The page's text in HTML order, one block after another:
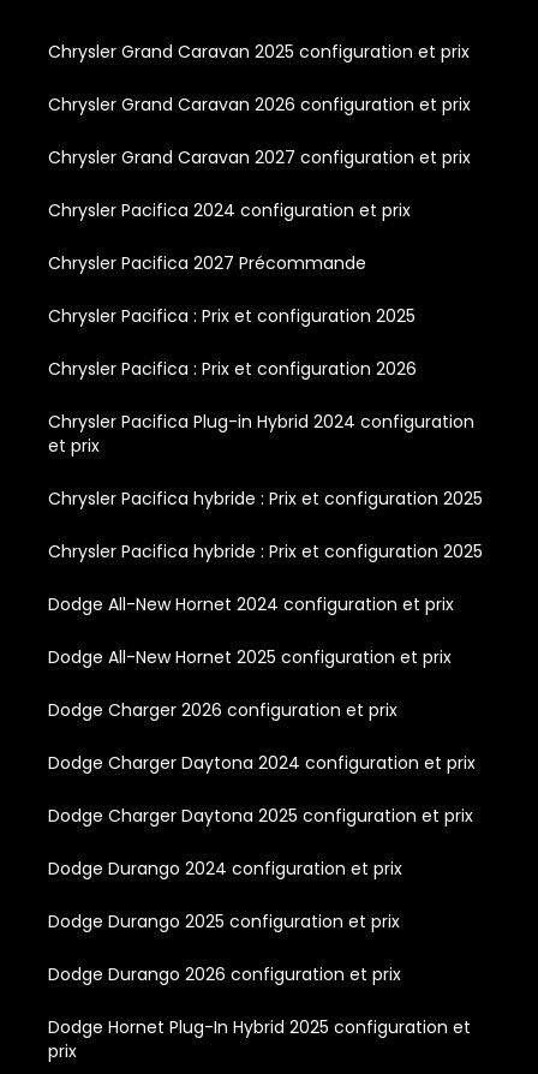
Chrysler Grand Caravan 2025 configuration et prix
Chrysler Grand Caravan 2026 configuration et prix
Chrysler Grand Caravan 2027 configuration et prix
Chrysler Pacifica 2024 configuration et prix
Chrysler Pacifica 2027 Précommande
Chrysler Pacifica : Prix et configuration 2025
Chrysler Pacifica : Prix et configuration 2026
Chrysler Pacifica Plug-in Hybrid 2024 configuration
et prix
Chrysler Pacifica hybride : Prix et configuration 2025
Chrysler Pacifica hybride : Prix et configuration 2025
Dodge All-New Hornet 2024 configuration et prix
Dodge All-New Hornet 2025 configuration et prix
Dodge Charger 2026 configuration et prix
Dodge Charger Daytona 2024 configuration et prix
Dodge Charger Daytona 2025 configuration et prix
Dodge Durango 2024 configuration et prix
Dodge Durango 2025 configuration et prix
Dodge Durango 2026 configuration et prix
Dodge Hornet Plug-In Hybrid 2025 configuration et
prix